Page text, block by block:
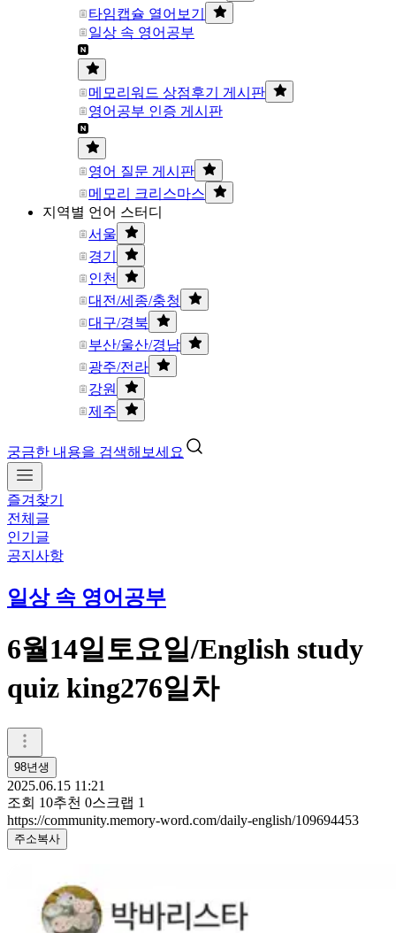
타임캡슐 열어보기
일상 속 영어공부
메모리워드 상점후기 게시판
영어공부 인증 게시판
영어 질문 게시판
메모리 크리스마스
지역별 언어 스터디
서울
경기
인천
대전/세종/충청
대구/경북
부산/울산/경남
광주/전라
강원
제주
궁금한 내용을 검색해보세요
즐겨찾기
전체글
인기글
공지사항
일상 속 영어공부
6월14일토요일/English study
quiz king276일차
98년생
2025.06.15 11:21
조회 10추천 0스크랩 1
https://community.memory-word.com/daily-english/109694453
주소복사